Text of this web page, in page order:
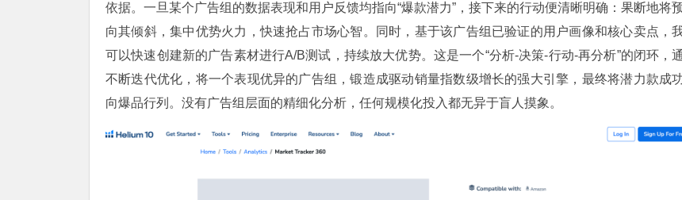
依据。一旦某个广告组的数据表现和用户反馈均指向“爆款潜力”，接下来的行动便清晰明确：果断地将
向其倾斜，集中优势火力，快速抢占市场心智。同时，基于该广告组已验证的用户画像和核心卖点，
可以快速创建新的广告素材进行A/B测试，持续放大优势。这是一个“分析-决策-行动-再分析”的闭环，
不断迭代优化，将一个表现优异的广告组，锻造成驱动销量指数级增长的强大引擎，最终将潜力款成
向爆品行列。没有广告组层面的精细化分析，任何规模化投入都无异于盲人摸象。